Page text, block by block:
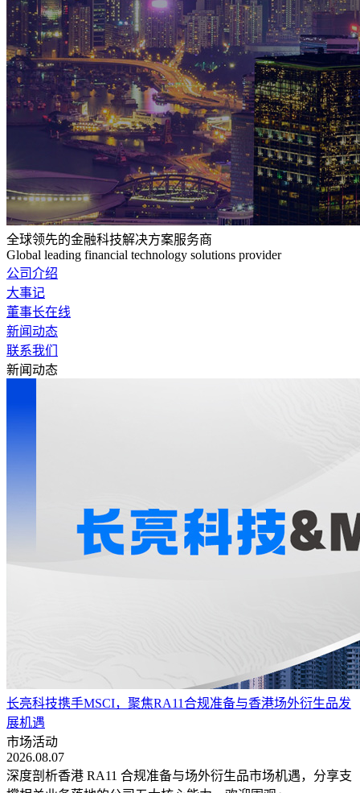
全球领先的金融科技解决方案服务商
Global leading financial technology solutions provider
公司介绍
大事记
董事长在线
新闻动态
联系我们
新闻动态
长亮科技携手MSCI，聚焦RA11合规准备与香港场外衍生品发
展机遇
市场活动
2026.08.07
深度剖析香港 RA11 合规准备与场外衍生品市场机遇，分享支